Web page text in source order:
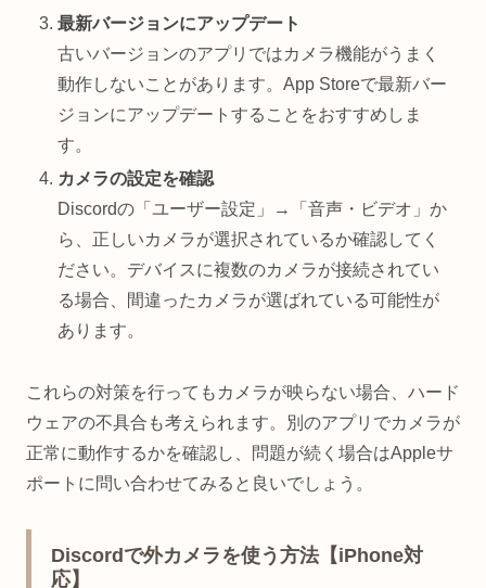
最新バージョンにアップデート
古いバージョンのアプリではカメラ機能がうまく
動作しないことがあります。App Storeで最新バー
ジョンにアップデートすることをおすすめしま
す。
カメラの設定を確認
Discordの「ユーザー設定」→「音声・ビデオ」か
ら、正しいカメラが選択されているか確認してく
ださい。デバイスに複数のカメラが接続されてい
る場合、間違ったカメラが選ばれている可能性が
あります。
これらの対策を行ってもカメラが映らない場合、ハード
ウェアの不具合も考えられます。別のアプリでカメラが
正常に動作するかを確認し、問題が続く場合はAppleサ
ポートに問い合わせてみると良いでしょう。
Discordで外カメラを使う方法【iPhone対
応】